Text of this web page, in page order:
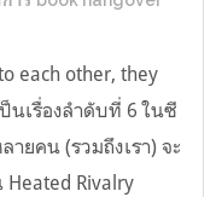
each other, they
นเรื่องลำดับที่ 6 ในซี
ายคน (รวมถึงเรา) จะ
Rivalry